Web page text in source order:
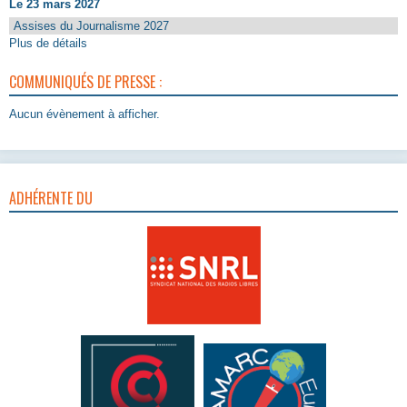
Le 23 mars 2027
Assises du Journalisme 2027
Plus de détails
COMMUNIQUÉS DE PRESSE :
Aucun évènement à afficher.
ADHÉRENTE DU